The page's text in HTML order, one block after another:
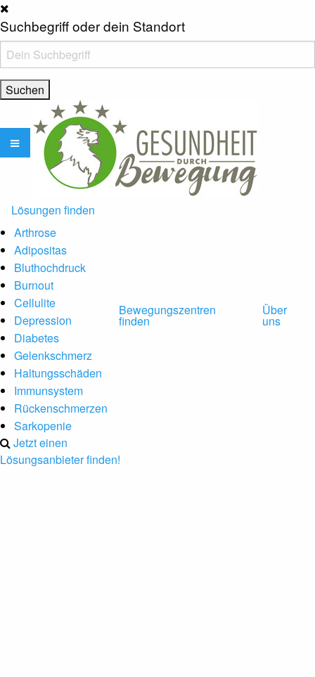
Suchbegriff oder dein Standort
Lösungen finden
Arthrose
Adipositas
Bluthochdruck
Burnout
Cellulite
Depression
Diabetes
Gelenkschmerz
Haltungsschäden
Immunsystem
Rückenschmerzen
Sarkopenie
Bewegungszentren
finden
Über
uns
Jetzt einen
Lösungsanbieter finden!